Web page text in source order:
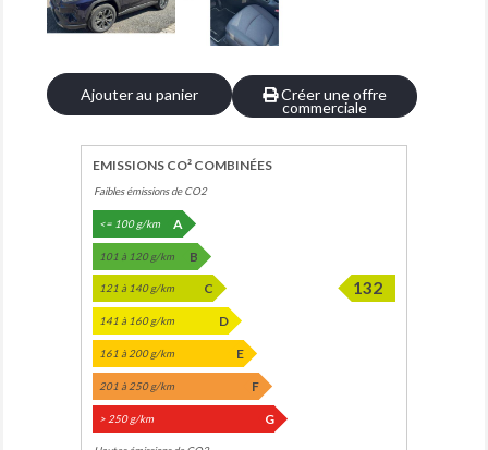
Ajouter au panier Créer une offre
commerciale
EMISSIONS CO² COMBINÉES
Faibles émissions de CO2
<= 100 g/km A
101 à 120 g/km B
121 à 140 g/km C 132
141 à 160 g/km D
161 à 200 g/km E
201 à 250 g/km F
> 250 g/km G